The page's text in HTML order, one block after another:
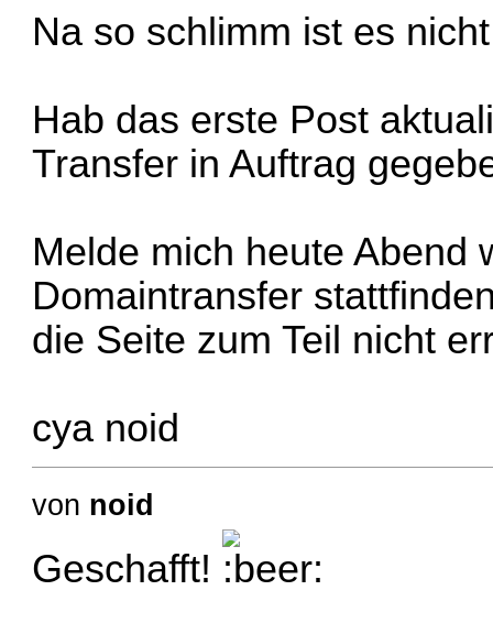
Na so schlimm ist es
Hab das erste Post
Transfer in Auftrag
Melde mich heute Abend
Domaintransfer
die Seite zum Teil nicht
cya noid
von noid
Geschafft!